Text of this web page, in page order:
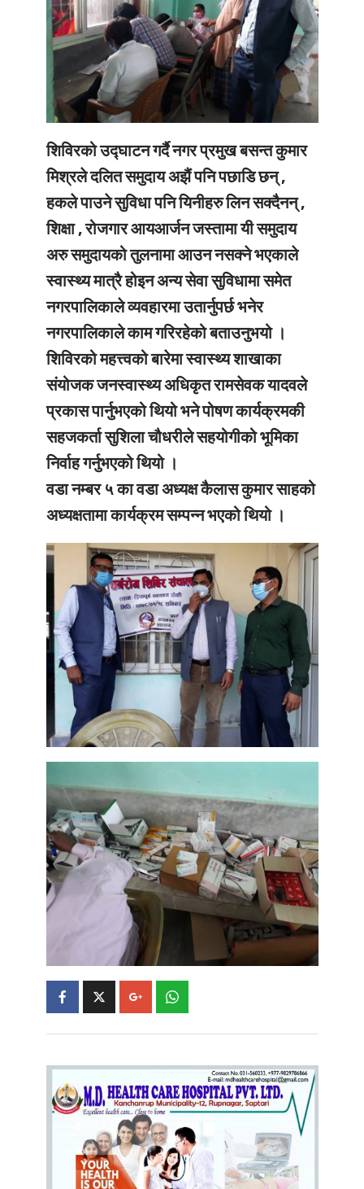
शिविरको उद्घाटन गर्दै नगर प्रमुख बसन्त कुमार
मिश्रले दलित समुदाय अझैं पनि पछाडि छन् ,
हकले पाउने सुविधा पनि यिनीहरु लिन सक्दैनन् ,
शिक्षा , रोजगार आयआर्जन जस्तामा यी समुदाय
अरु समुदायको तुलनामा आउन नसक्ने भएकाले
स्वास्थ्य मात्रै होइन अन्य सेवा सुविधामा समेत
नगरपालिकाले व्यवहारमा उतार्नुपर्छ भनेर
नगरपालिकाले काम गरिरहेको बताउनुभयो ।
शिविरको महत्त्वको बारेमा स्वास्थ्य शाखाका
संयोजक जनस्वास्थ्य अधिकृत रामसेवक यादवले
प्रकास पार्नुभएको थियो भने पोषण कार्यक्रमकी
सहजकर्ता सुशिला चौधरीले सहयोगीको भूमिका
निर्वाह गर्नुभएको थियो ।
वडा नम्बर ५ का वडा अध्यक्ष कैलास कुमार साहको
अध्यक्षतामा कार्यक्रम सम्पन्न भएको थियो ।